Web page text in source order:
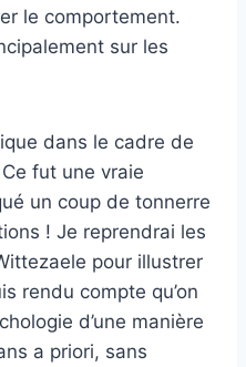
le comportement.
sur les
dans le cadre de
fut une vraie
un coup de tonnerre
! Je reprendrai les
pour illustrer
rendu compte qu’on
d’une manière
a priori, sans